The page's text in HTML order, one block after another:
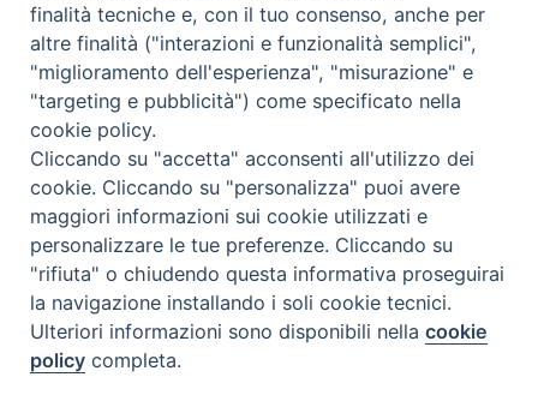
Bollettino_gennaio_aprile_2020
Bollettino_gennaio_aprile_2020
FONDAZIONE POLO TEOLOGICO
TORINESE
finalità tecniche e, con il tuo consenso, anche per
altre finalità ("interazioni e funzionalità semplici",
"miglioramento dell'esperienza", "misurazione" e
"targeting e pubblicità") come specificato nella
cookie policy.
Cliccando su "accetta" acconsenti all'utilizzo dei
cookie. Cliccando su "personalizza" puoi avere
maggiori informazioni sui cookie utilizzati e
personalizzare le tue preferenze. Cliccando su
"rifiuta" o chiudendo questa informativa proseguirai
la navigazione installando i soli cookie tecnici.
Ulteriori informazioni sono disponibili nellacookie
policy completa.